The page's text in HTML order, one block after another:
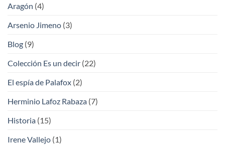
Aragón (4)
Arsenio Jimeno (3)
Blog (9)
Colección Es un decir (22)
El espía de Palafox (2)
Herminio Lafoz Rabaza (7)
Historia (15)
Irene Vallejo (1)